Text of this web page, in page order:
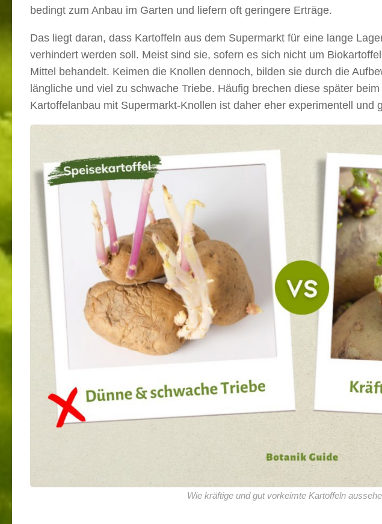
bedingt zum Anbau im Garten und liefern oft geringere Erträge.
Das liegt daran, dass Kartoffeln aus dem Supermarkt für eine lange
verhindert werden soll. Meist sind sie, sofern es sich nicht um
Mittel behandelt. Keimen die Knollen dennoch, bilden sie durch die
längliche und viel zu schwache Triebe. Häufig brechen diese später
Kartoffelanbau mit Supermarkt-Knollen ist daher eher experimentell und
Wie kräftige und gut vorkeimte Kartoffeln